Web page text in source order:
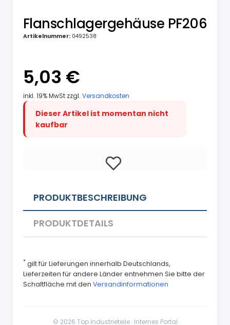
Flanschlagergehäuse PF206
Artikelnummer: 0492538
5,03 €
inkl. 19% MwSt zzgl. Versandkosten
Dieser Artikel ist momentan nicht
kaufbar
PRODUKTBESCHREIBUNG
PRODUKTDETAILS
* gilt für Lieferungen innerhalb Deutschlands,
Lieferzeiten für andere Länder entnehmen Sie bitte der
Schaltfläche mit den Versandinformationen
© 2026 Top Industrieteile · Internes Portal